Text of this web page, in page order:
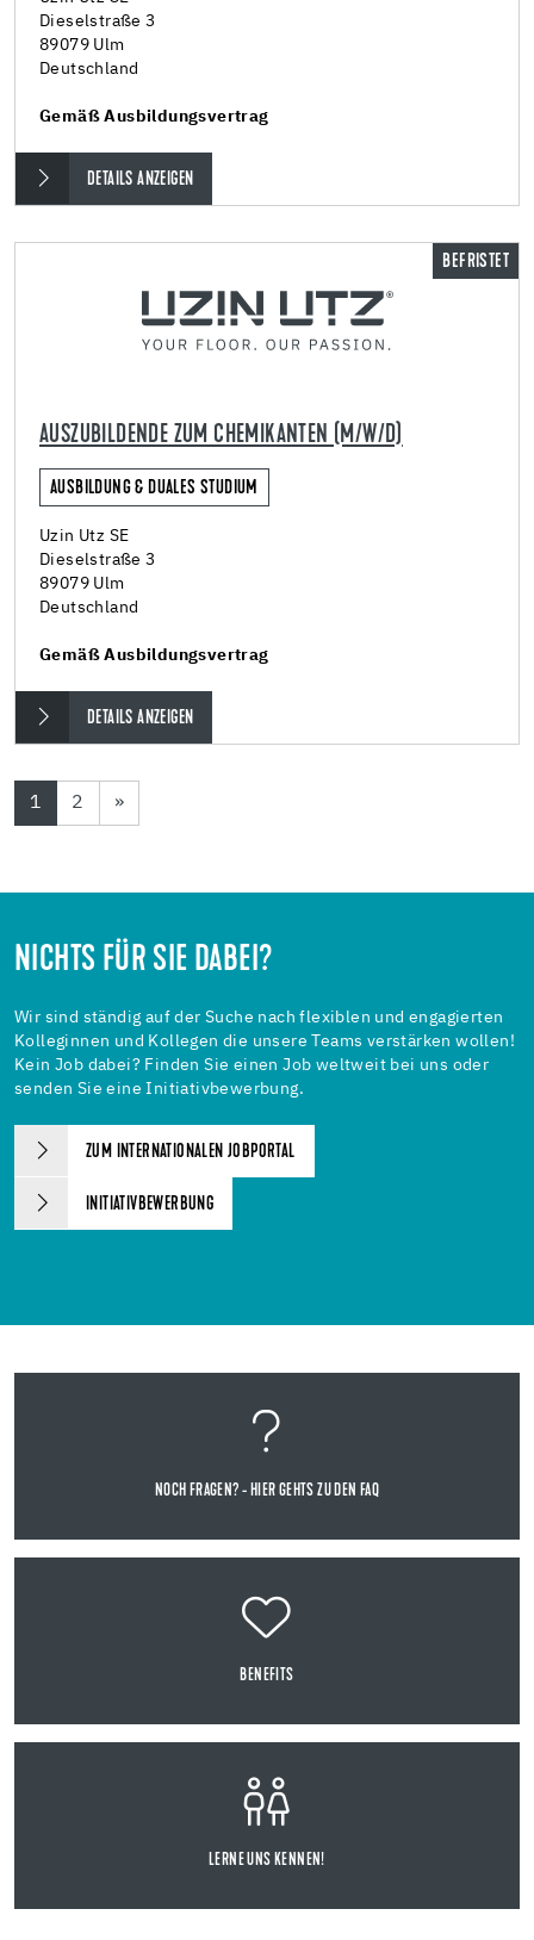
Dieselstraße 3
89079 Ulm
Deutschland
Gemäß Ausbildungsvertrag
DETAILS ANZEIGEN
BEFRISTET
AUSZUBILDENDE ZUM CHEMIKANTEN (M/W/D)
AUSBILDUNG & DUALES STUDIUM
Uzin Utz SE
Dieselstraße 3
89079 Ulm
Deutschland
Gemäß Ausbildungsvertrag
DETAILS ANZEIGEN
1 2 »
NICHTS FÜR SIE DABEI?
Wir sind ständig auf der Suche nach flexiblen und engagierten
Kolleginnen und Kollegen die unsere Teams verstärken wollen!
Kein Job dabei? Finden Sie einen Job weltweit bei uns oder
senden Sie eine Initiativbewerbung.
ZUM INTERNATIONALEN JOBPORTAL
INITIATIVBEWERBUNG
NOCH FRAGEN? - HIER GEHTS ZU DEN FAQ
BENEFITS
LERNE UNS KENNEN!